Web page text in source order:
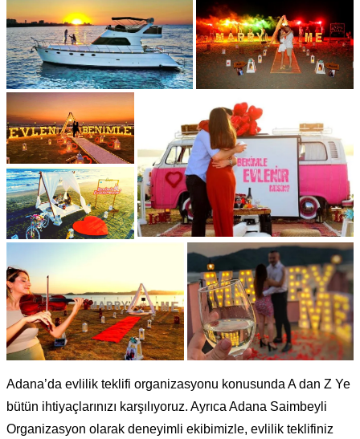
Adana’da evlilik teklifi organizasyonu konusunda A dan Z Ye
bütün ihtiyaçlarınızı karşılıyoruz. Ayrıca Adana Saimbeyli
Organizasyon olarak deneyimli ekibimizle, evlilik teklifiniz